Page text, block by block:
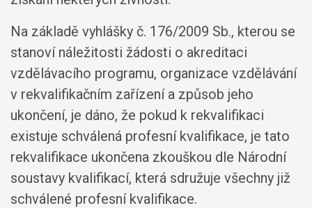
Na základě vyhlášky č. 176/2009 Sb., kterou se
stanoví náležitosti žádosti o akreditaci
vzdělávacího programu, organizace vzdělávání
v rekvalifikačním zařízení a způsob jeho
ukončení, je dáno, že pokud k rekvalifikaci
existuje schválená profesní kvalifikace, je tato
rekvalifikace ukončena zkouškou dle Národní
soustavy kvalifikací, která sdružuje všechny již
schválené profesní kvalifikace.